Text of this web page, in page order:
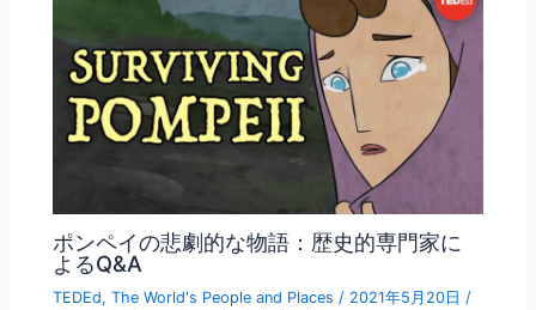
ポンペイの悲劇的な物語：歴史的専門家に
よるQ&A
TEDEd,The World's People and Places / 2021年5月20日 /